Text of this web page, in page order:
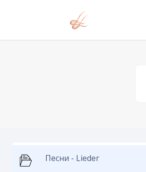
Песни - Lieder